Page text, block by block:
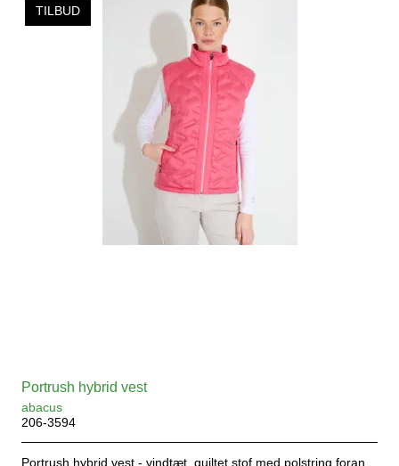
TILBUD
Portrush hybrid vest
abacus
206-3594
Portrush hybrid vest - vindtæt, quiltet stof med polstring foran